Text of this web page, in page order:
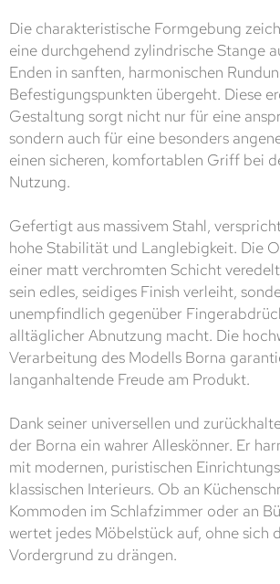
Die charakteristische Formgebung
eine durchgehend zylindrische Stange
Enden in sanften, harmonischen
Befestigungspunkten übergeht. Diese
Gestaltung sorgt nicht nur für eine
sondern auch für eine besonders
einen sicheren, komfortablen Griff bei
Nutzung.
Gefertigt aus massivem Stahl,
hohe Stabilität und Langlebigkeit. Die
einer matt verchromten Schicht
sein edles, seidiges Finish verleiht,
unempfindlich gegenüber
alltäglicher Abnutzung macht. Die
Verarbeitung des Modells Borna
langanhaltende Freude am Produkt.
Dank seiner universellen und
der Borna ein wahrer Alleskönner. Er
mit modernen, puristischen
klassischen Interieurs. Ob an
Kommoden im Schlafzimmer oder an
wertet jedes Möbelstück auf, ohne sich
Vordergrund zu drängen.